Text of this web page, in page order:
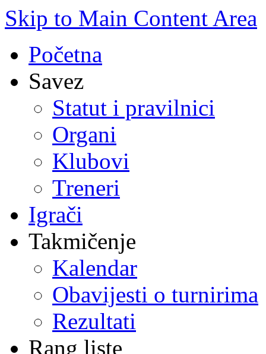
Skip to Main Content Area
Početna
Savez
Statut i pravilnici
Organi
Klubovi
Treneri
Igrači
Takmičenje
Kalendar
Obavijesti o turnirima
Rezultati
Rang liste